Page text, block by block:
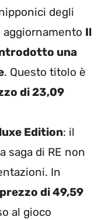
degli
aggiornamento Il
una
. Questo titolo è
di 23,09
Edition: il
saga di RE non
In
prezzo di 49,59
al gioco